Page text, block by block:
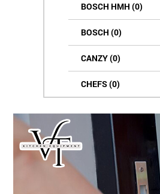
BOSCH HMH (0)
BOSCH (0)
CANZY (0)
CHEFS (0)
MALLOCA (0)
TEKA (0)
KAFF (0)